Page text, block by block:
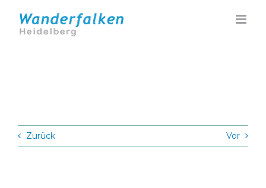
Inhalt
springen
Zurück Vor